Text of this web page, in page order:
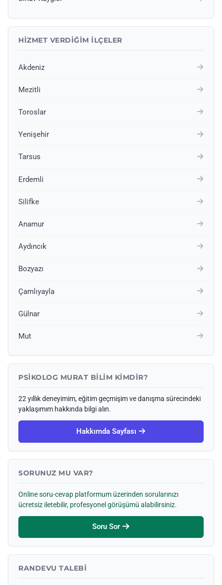
HIZMET VERDIĞIM İLÇELER
Akdeniz
Mezitli
Toroslar
Yenişehir
Tarsus
Erdemli
Silifke
Anamur
Aydıncık
Bozyazı
Çamlıyayla
Gülnar
Mut
PSIKOLOG MURAT BILIM KIMDIR?
22 yıllık deneyimim, eğitim geçmişim ve danışma sürecindeki
yaklaşımım hakkında bilgi alın.
Hakkımda Sayfası
SORUNUZ MU VAR?
Online soru-cevap platformum üzerinden sorularınızı
ücretsiz iletebilir, profesyonel görüşümü alabilirsiniz.
Soru Sor
RANDEVU TALEBI